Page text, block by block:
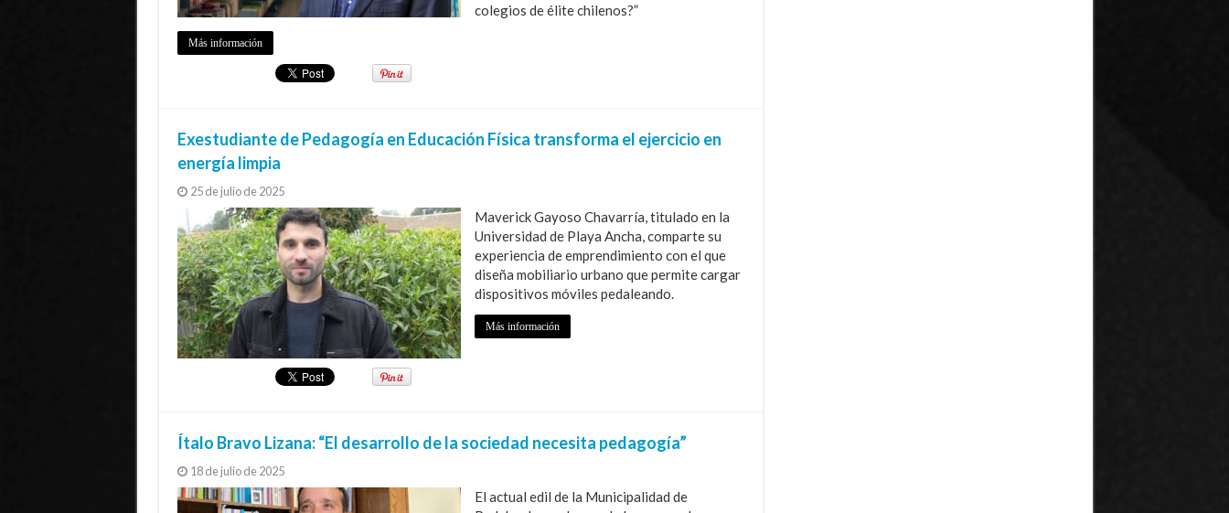
colegios de élite chilenos?”
Más información
Exestudiante de Pedagogía en Educación Física transforma el ejercicio en
energía limpia
25 de julio de 2025
Maverick Gayoso Chavarría, titulado en la
Universidad de Playa Ancha, comparte su
experiencia de emprendimiento con el que
diseña mobiliario urbano que permite cargar
dispositivos móviles pedaleando.
Más información
Ítalo Bravo Lizana: “El desarrollo de la sociedad necesita pedagogía”
18 de julio de 2025
El actual edil de la Municipalidad de